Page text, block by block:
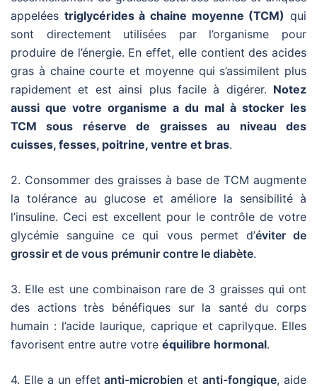
appelées triglycérides à chaine moyenne (TCM) qui
sont directement utilisées par l’organisme pour
produire de l’énergie. En effet, elle contient des acides
gras à chaine courte et moyenne qui s’assimilent plus
rapidement et est ainsi plus facile à digérer. Notez
aussi que votre organisme a du mal à stocker les
TCM sous réserve de graisses au niveau des
cuisses, fesses, poitrine, ventre et bras.
2. Consommer des graisses à base de TCM augmente
la tolérance au glucose et améliore la sensibilité à
l’insuline. Ceci est excellent pour le contrôle de votre
glycémie sanguine ce qui vous permet d’éviter de
grossir et de vous prémunir contre le diabète.
3. Elle est une combinaison rare de 3 graisses qui ont
des actions très bénéfiques sur la santé du corps
humain : l’acide laurique, caprique et caprilyque. Elles
favorisent entre autre votre équilibre hormonal.
4. Elle a un effet anti-microbien et anti-fongique, aide